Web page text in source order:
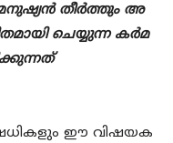
മനുഷ്യൻ തീർത്തും അ
ചെയ്യുന്ന കർമ
ഈ വിഷയക